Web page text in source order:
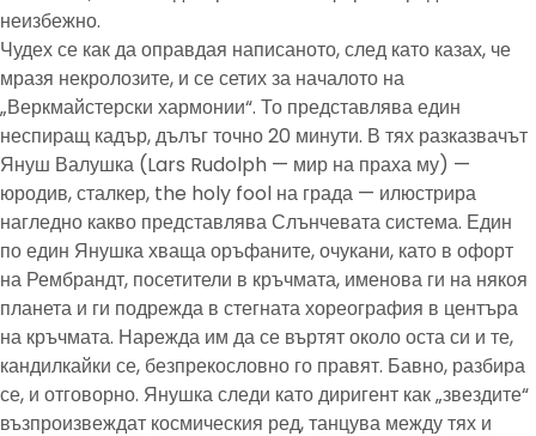
неизбежно.
Чудех се как да оправдая написаното, след като казах, че
мразя некролозите, и се сетих за началото на
„Веркмайстерски хармонии“. То представлява един
неспиращ кадър, дълъг точно 20 минути. В тях разказвачът
Януш Валушка (Lars Rudolph — мир на праха му) —
юродив, сталкер, the holy fool на града — илюстрира
нагледно какво представлява Слънчевата система. Един
по един Янушка хваща оръфаните, очукани, като в офорт
на Рембрандт, посетители в кръчмата, именова ги на някоя
планета и ги подрежда в стегната хореография в центъра
на кръчмата. Нарежда им да се въртят около оста си и те,
кандилкайки се, безпрекословно го правят. Бавно, разбира
се, и отговорно. Янушка следи като диригент как „звездите“
възпроизвеждат космическия ред, танцува между тях и